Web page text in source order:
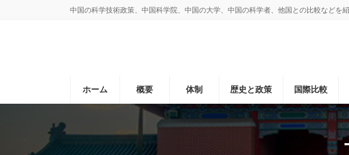
ッ
移
中国の科学技術政策、中国科学院、中国の大学、中国の科学者、他国との比較などを
ホーム 概要 体制 歴史と政策 国際比較